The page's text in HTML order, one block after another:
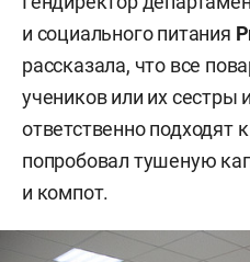
и социального питания
рассказала, что все
учеников или их сестры
ответственно подходят
попробовал тушеную
и компот.